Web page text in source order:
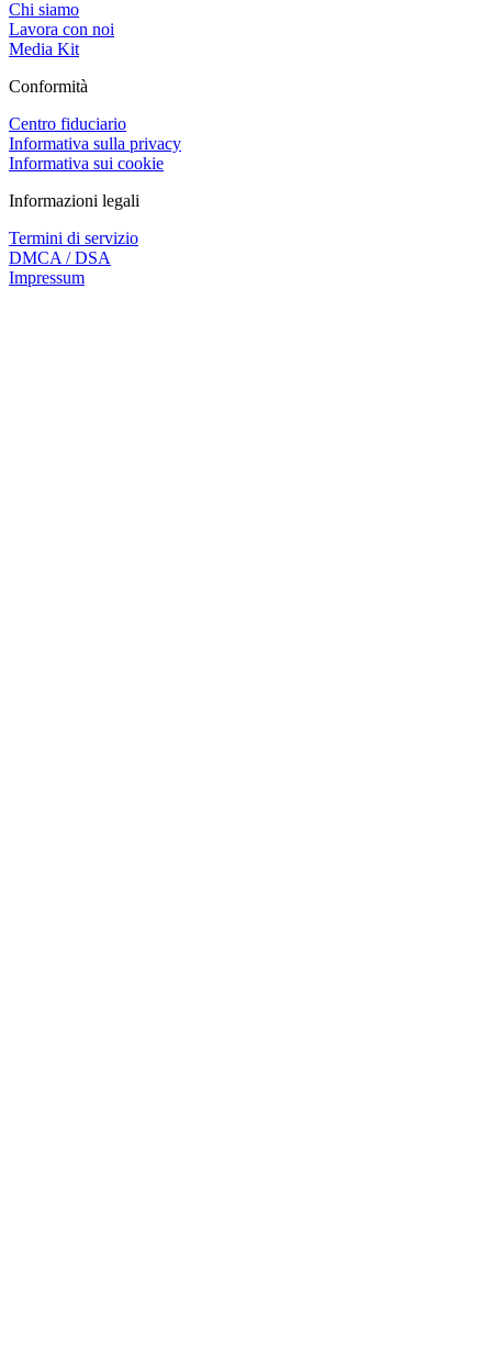
Chi siamo
Lavora con noi
Media Kit
Conformità
Centro fiduciario
Informativa sulla privacy
Informativa sui cookie
Informazioni legali
Termini di servizio
DMCA / DSA
Impressum